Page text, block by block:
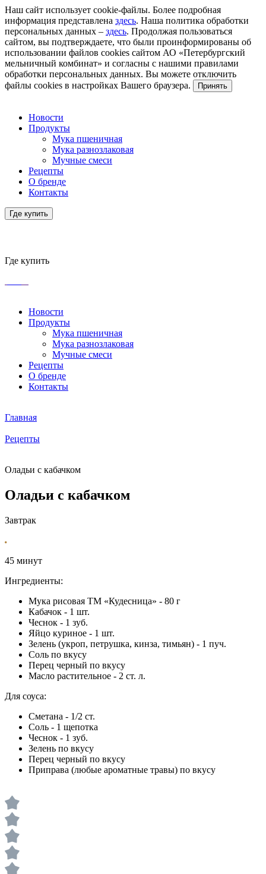
Наш сайт использует cookie-файлы. Более подробная
информация представлена здесь. Наша политика обработки
персональных данных – здесь. Продолжая пользоваться
сайтом, вы подтверждаете, что были проинформированы об
использовании файлов cookies сайтом АО «Петербургский
мельничный комбинат» и согласны с нашими правилами
обработки персональных данных. Вы можете отключить
файлы cookies в настройках Вашего браузера.
Принять
Новости
Продукты
Мука пшеничная
Мука разнозлаковая
Мучные смеси
Рецепты
О бренде
Контакты
Где купить
Где купить
Новости
Продукты
Мука пшеничная
Мука разнозлаковая
Мучные смеси
Рецепты
О бренде
Контакты
Главная
Рецепты
Оладьи с кабачком
Оладьи с кабачком
Завтрак
45 минут
Ингредиенты:
Мука рисовая ТМ «Кудесница» - 80 г
Кабачок - 1 шт.
Чеснок - 1 зуб.
Яйцо куриное - 1 шт.
Зелень (укроп, петрушка, кинза, тимьян) - 1 пуч.
Соль по вкусу
Перец черный по вкусу
Масло растительное - 2 ст. л.
Для соуса:
Сметана - 1/2 ст.
Соль - 1 щепотка
Чеснок - 1 зуб.
Зелень по вкусу
Перец черный по вкусу
Приправа (любые ароматные травы) по вкусу